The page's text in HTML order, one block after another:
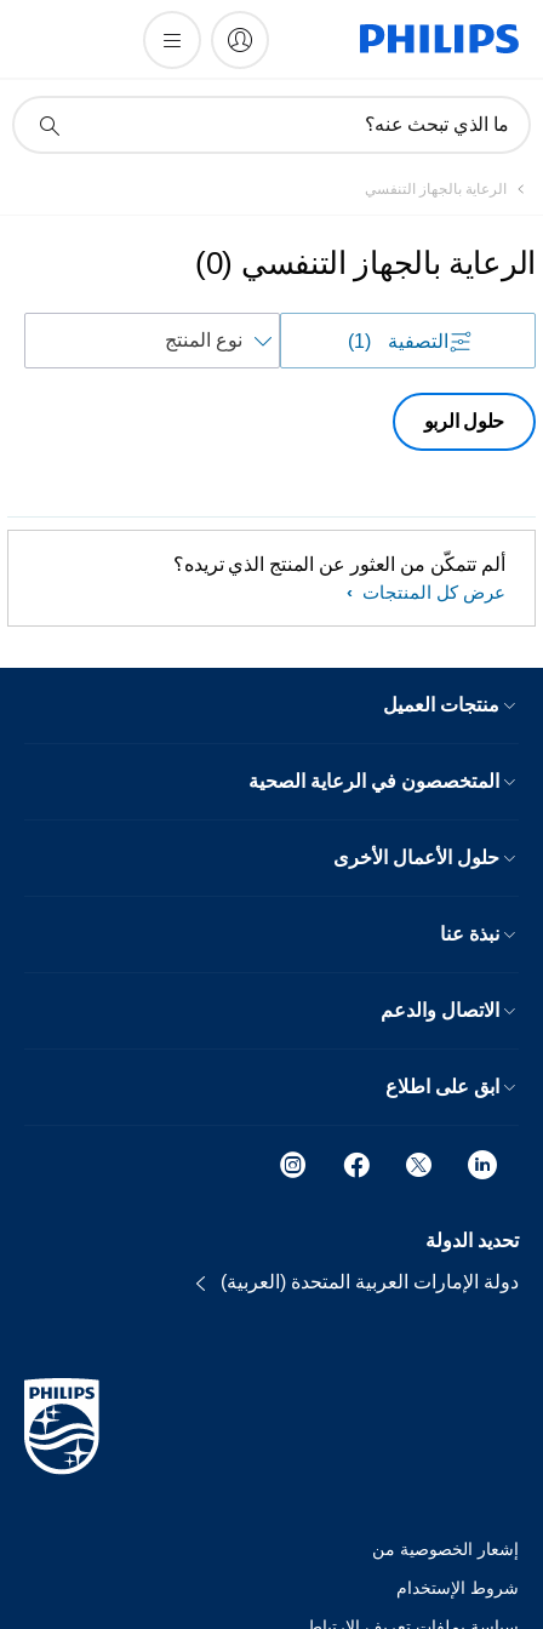
دعم
ما الذي تبحث عنه؟
الرعاية بالجهاز التنفسي
الرعاية بالجهاز التنفسي (
0
)
التصفية (1)
حسب
حلول الربو
ألم تتمكّن من العثور عن المنتج الذي تريده؟
عرض كل المنتجات
منتجات العميل
المتخصصون في الرعاية الصحية
حلول الأعمال الأخرى
نبذة عنا
الاتصال والدعم
ابق على اطلاع
تحديد الدولة
دولة الإمارات العربية المتحدة (العربية)
إشعار الخصوصية من
شروط الإستخدام